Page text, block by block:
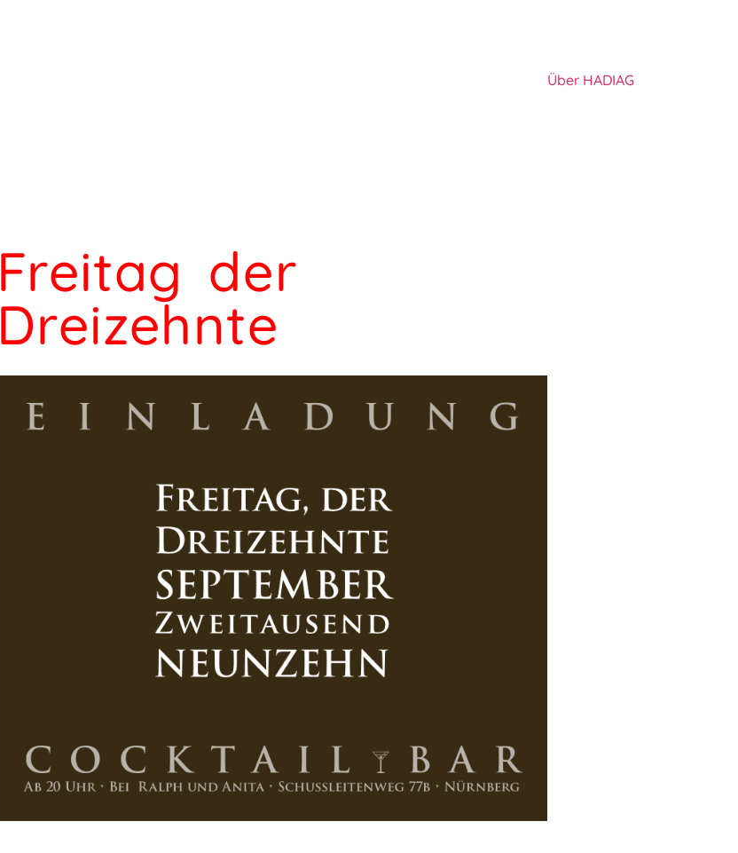
Über HADIAG
Freitag der
Dreizehnte